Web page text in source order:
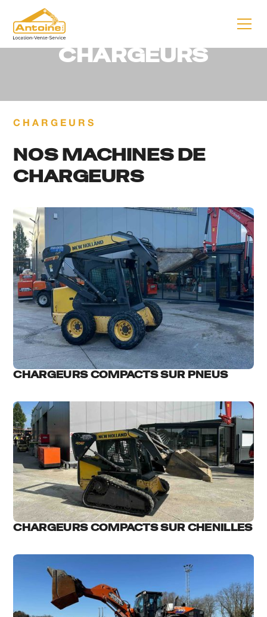
CHARGEURS
CHARGEURS
NOS MACHINES DE
CHARGEURS
CHARGEURS COMPACTS SUR PNEUS
CHARGEURS COMPACTS SUR CHENILLES